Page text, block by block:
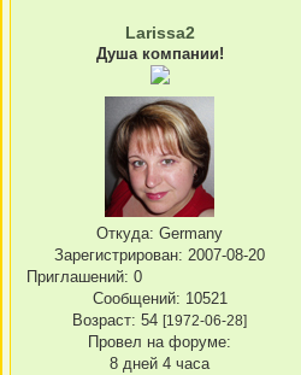
Larissa2
Душа компании!
Откуда: Germany
Зарегистрирован: 2007-08-20
Приглашений: 0
Сообщений: 10521
Возраст: 54 [1972-06-28]
Провел на форуме:
8 дней 4 часа